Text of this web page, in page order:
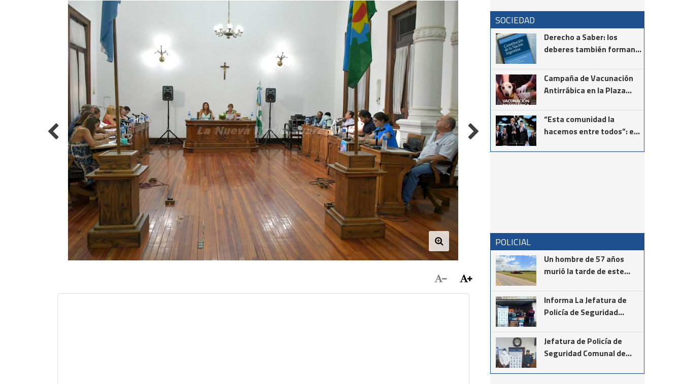
SOCIEDAD
Derecho a Saber: los
deberes también forman
Campaña de Vacunación
Antirrábica en la Plaza
“Esta comunidad la
hacemos entre todos”: el
Ricardo Moccero en la
POLICIAL
Un hombre de 57 años
murió la tarde de este
la instalación de cámaras
de seguridad en el cruce
de las rutas provinciales
67 y 85
Informa La Jefatura de
Policía de Seguridad
Suárez
Jefatura de Policía de
Seguridad Comunal de
procedimientos llevados a